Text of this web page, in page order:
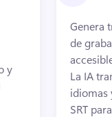
y
Genera
de
La IA
idiomas
SRT